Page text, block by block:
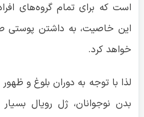
است که برای تمام گروه‌های
این خاصیت، به داشتن
خواهد کرد.
لذا با توجه به دوران بلوغ و
بدن نوجوانان، ژل رویال